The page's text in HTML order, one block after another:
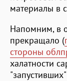
материалы в
Напомним, в
прекращало (
стороны
халатности